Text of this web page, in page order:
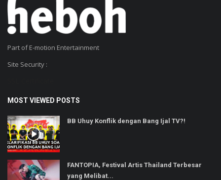
Part of E-motion Entertainment
Site Security :
MOST VIEWED POSTS
BB Uhuy Konflik dengan Bang Ijal TV?!
FANTOPIA, Festival Artis Thailand Terbesar
yang Melibat...